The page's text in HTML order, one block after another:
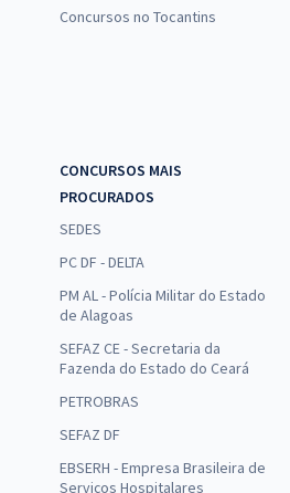
Concursos no Tocantins
CONCURSOS MAIS
PROCURADOS
SEDES
PC DF - DELTA
PM AL - Polícia Militar do Estado
de Alagoas
SEFAZ CE - Secretaria da
Fazenda do Estado do Ceará
PETROBRAS
SEFAZ DF
EBSERH - Empresa Brasileira de
Serviços Hospitalares